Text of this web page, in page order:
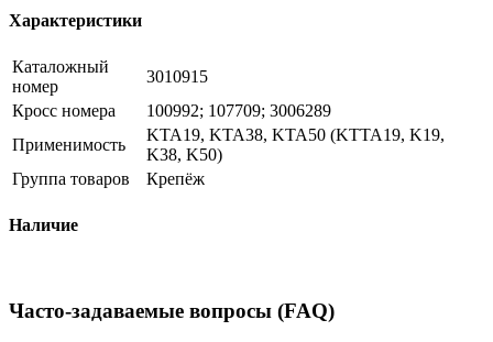
Характеристики
Каталожный
номер
3010915
Кросс номера
100992; 107709; 3006289
Применимость
KTA19, KTA38, KTA50 (KTTA19, K19,
K38, K50)
Группа товаров
Крепёж
Наличие
Часто-задаваемые вопросы (FAQ)